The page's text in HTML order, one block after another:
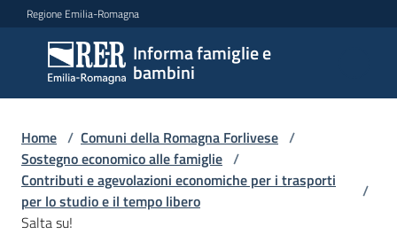
Vai al contenuto
Vai alla navigazione
Vai al footer
Regione Emilia-Romagna
Informa famiglie e
bambini
Informa
famiglie
e
bambini
Argomenti
Home / Comuni della Romagna Forlivese /
Sostegno economico alle famiglie /
Contributi e agevolazioni economiche per i trasporti
per lo studio e il tempo libero
/
Salta su!